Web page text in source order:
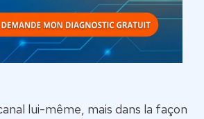
lui-même, mais dans la façon